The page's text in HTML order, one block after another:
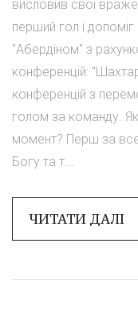
висловив свої
перший гол і
"Абердіном" з
конференцій:
конференцій з
голом за команду.
момент? Перш за
Богу та т...
ЧИТАТИ ДАЛІ